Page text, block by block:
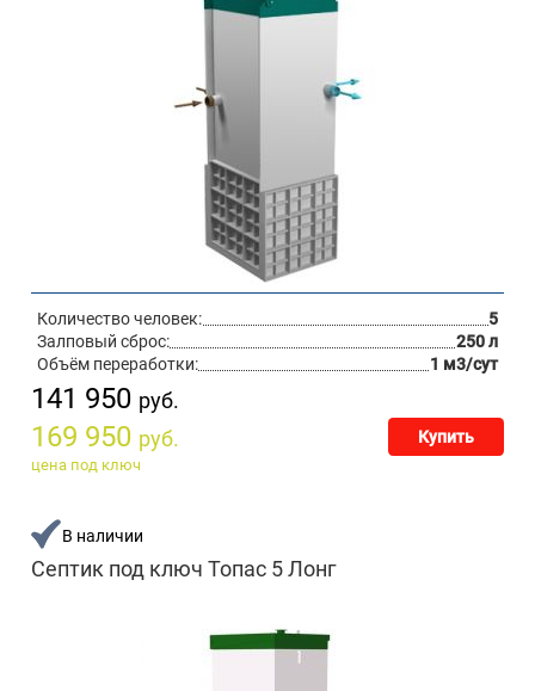
Количество человек:
5
Залповый сброс:
250 л
Объём переработки:
1 м3/сут
141 950 руб.
169 950 руб. Купить
цена под ключ
В наличии
Септик под ключ Топас 5 Лонг